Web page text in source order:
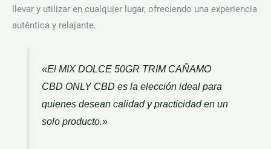
llevar y utilizar en cualquier lugar, ofreciendo una experiencia
auténtica y relajante.
«El MIX DOLCE 50GR TRIM CAÑAMO
CBD ONLY CBD es la elección ideal para
quienes desean calidad y practicidad en un
solo producto.»